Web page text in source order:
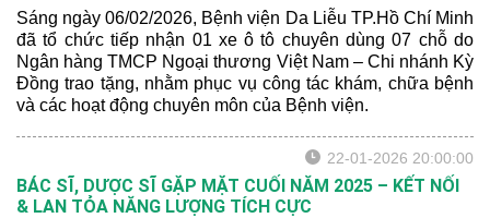
Sáng ngày 06/02/2026, Bệnh viện Da Liễu TP.Hồ Chí Minh
đã tổ chức tiếp nhận 01 xe ô tô chuyên dùng 07 chỗ do
Ngân hàng TMCP Ngoại thương Việt Nam – Chi nhánh Kỳ
Đồng trao tặng, nhằm phục vụ công tác khám, chữa bệnh
và các hoạt động chuyên môn của Bệnh viện.
22-01-2026 20:00:00
BÁC SĨ, DƯỢC SĨ GẶP MẶT CUỐI NĂM 2025 – KẾT NỐI
& LAN TỎA NĂNG LƯỢNG TÍCH CỰC